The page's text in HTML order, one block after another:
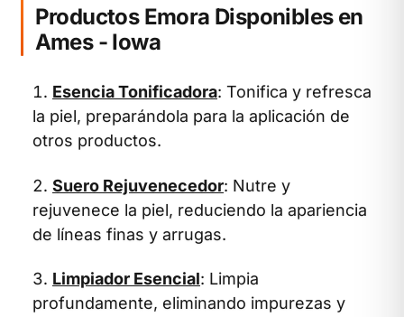
Productos Emora Disponibles en
Ames - Iowa
Esencia Tonificadora: Tonifica y refresca
la piel, preparándola para la aplicación de
otros productos.
Suero Rejuvenecedor: Nutre y
rejuvenece la piel, reduciendo la apariencia
de líneas finas y arrugas.
Limpiador Esencial: Limpia
profundamente, eliminando impurezas y